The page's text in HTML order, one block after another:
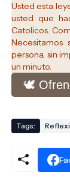
Usted esta
usted que
Catolicos.
persona, sin
un minuto.
🕊️
Tags: